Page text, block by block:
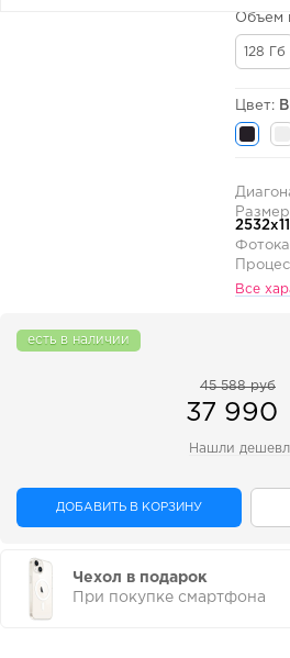
Объем
128 Гб
Цвет:
Все
есть в наличии
45 588 руб
37 990
Нашли
ДОБАВИТЬ В КОРЗИНУ
Чехол в подарок
При покупке смартфона